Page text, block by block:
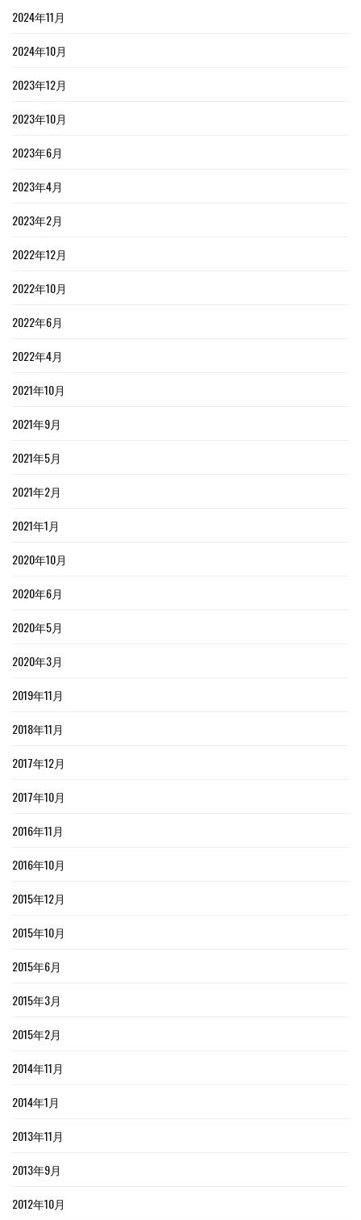
2024年11月
2024年10月
2023年12月
2023年10月
2023年6月
2023年4月
2023年2月
2022年12月
2022年10月
2022年6月
2022年4月
2021年10月
2021年9月
2021年5月
2021年2月
2021年1月
2020年10月
2020年6月
2020年5月
2020年3月
2019年11月
2018年11月
2017年12月
2017年10月
2016年11月
2016年10月
2015年12月
2015年10月
2015年6月
2015年3月
2015年2月
2014年11月
2014年1月
2013年11月
2013年9月
2012年10月